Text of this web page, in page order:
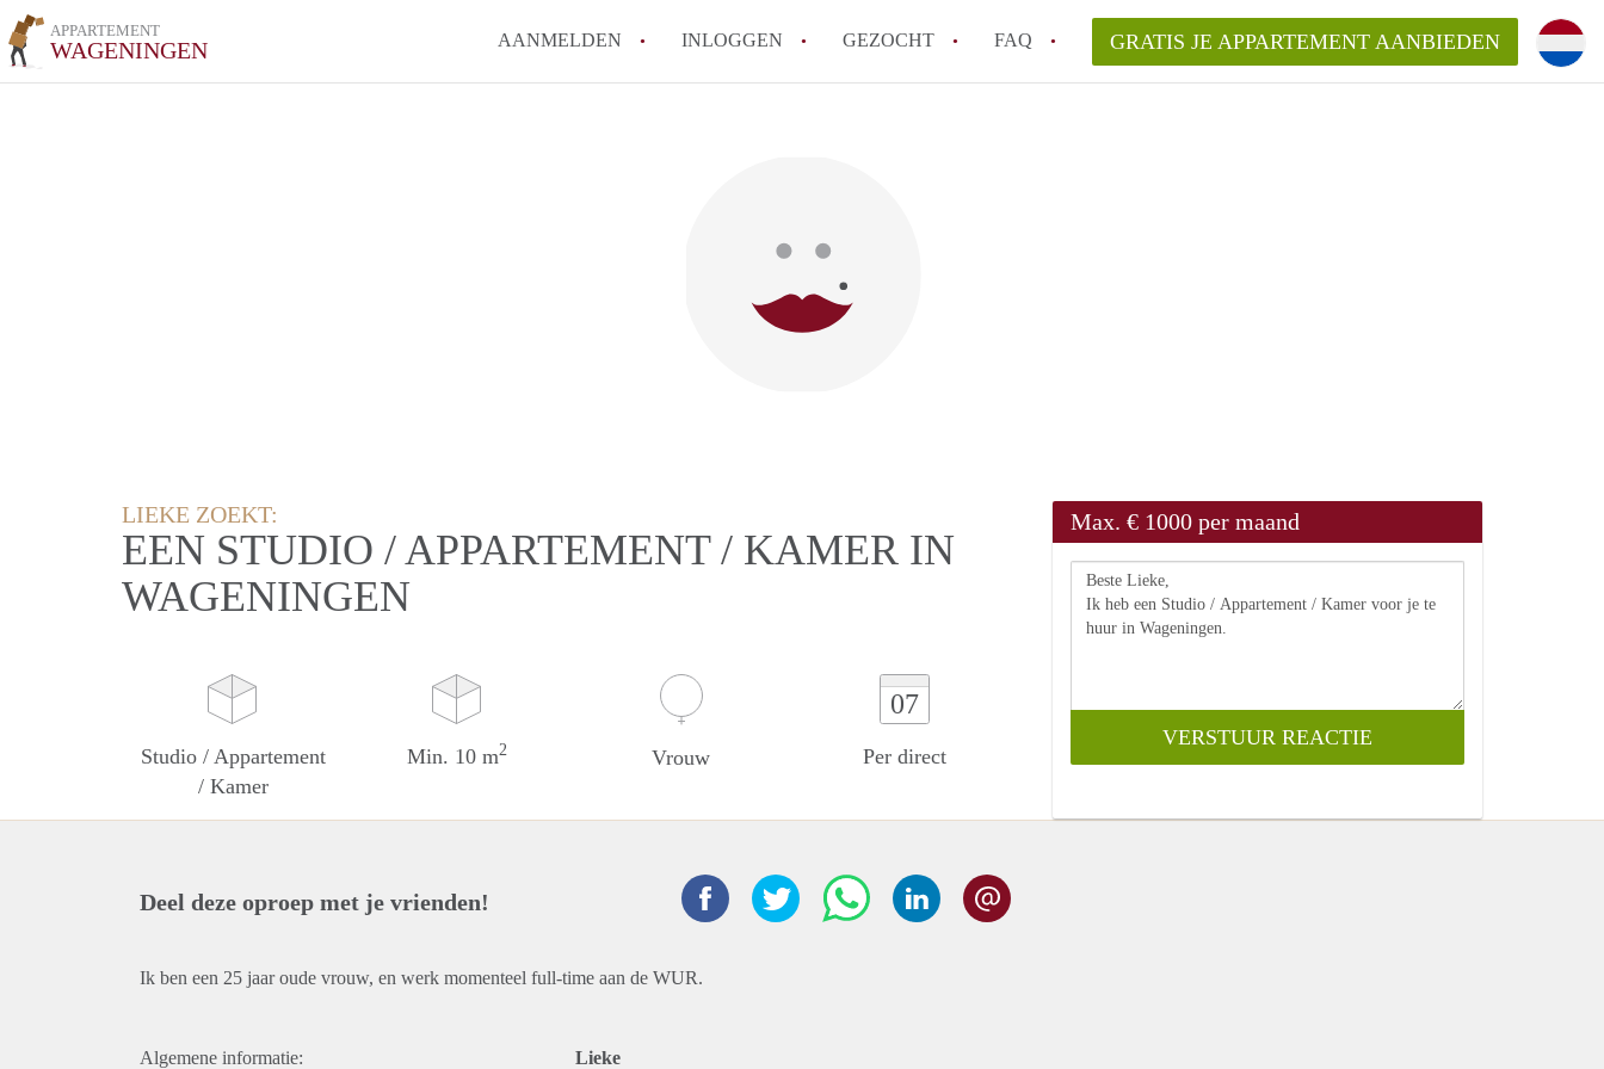
APPARTEMENT
WAGENINGEN AANMELDEN INLOGGEN GEZOCHT FAQ
Wat is AppartementWageningen?
Wat is de privacyverklaring van AppartementWageningen?
Is AppartementWageningen verantwoordelijk voor het aangeboden
GRATIS JE APPARTEMENT AANBIEDEN
LIEKE ZOEKT:
EEN STUDIO / APPARTEMENT / KAMER IN
WAGENINGEN
Studio / Appartement
/ Kamer
Min. 10 m2 Vrouw
07
Per direct
Max. € 1000 per maand
Deel deze oproep met je vrienden!
Ik ben een 25 jaar oude vrouw, en werk momenteel full-time aan de WUR.
Algemene informatie: Lieke